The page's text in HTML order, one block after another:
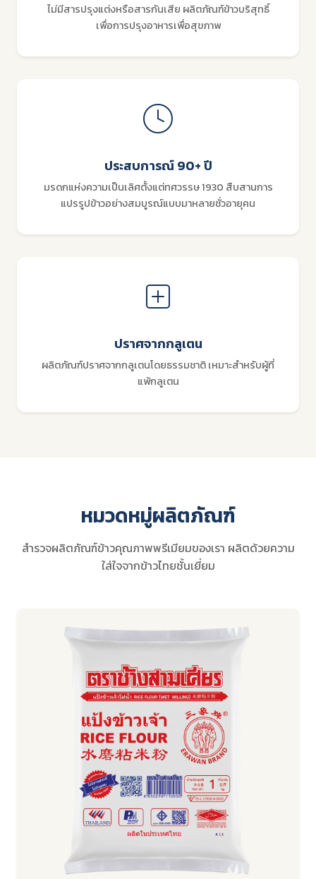
ไม่มีสารปรุงแต่งหรือสารกันเสีย ผลิตภัณฑ์ข้าวบริสุทธิ์
เพื่อการปรุงอาหารเพื่อสุขภาพ
ประสบการณ์ 90+ ปี
มรดกแห่งความเป็นเลิศตั้งแต่ทศวรรษ 1930 สืบสานการ
แปรรูปข้าวอย่างสมบูรณ์แบบมาหลายชั่วอายุคน
ปราศจากกลูเตน
ผลิตภัณฑ์ปราศจากกลูเตนโดยธรรมชาติ เหมาะสำหรับผู้ที่
แพ้กลูเตน
หมวดหมู่ผลิตภัณฑ์
สำรวจผลิตภัณฑ์ข้าวคุณภาพพรีเมียมของเรา ผลิตด้วยความ
ใส่ใจจากข้าวไทยชั้นเยี่ยม